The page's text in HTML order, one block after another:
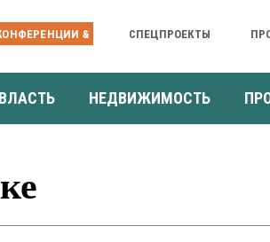
& СПЕЦПРОЕКТЫ
ВЛАСТЬ НЕДВИЖИМОСТЬ